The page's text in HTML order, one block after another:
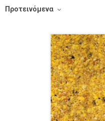
Προτεινόμενα